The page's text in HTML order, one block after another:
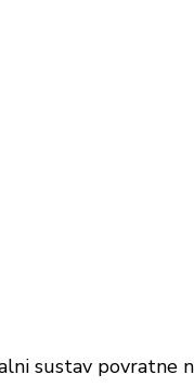
sustav povratne